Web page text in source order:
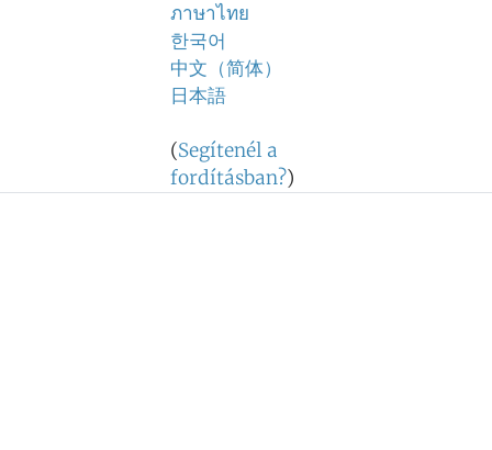
ภาษาไทย
한국어
中文（简体）
日本語
(Segítenél a
fordításban?)